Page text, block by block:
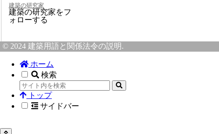
建築の研究家
建築の研究家をフ
ォローする
© 2024 建築用語と関係法令の説明.
ホーム
検索
トップ
サイドバー